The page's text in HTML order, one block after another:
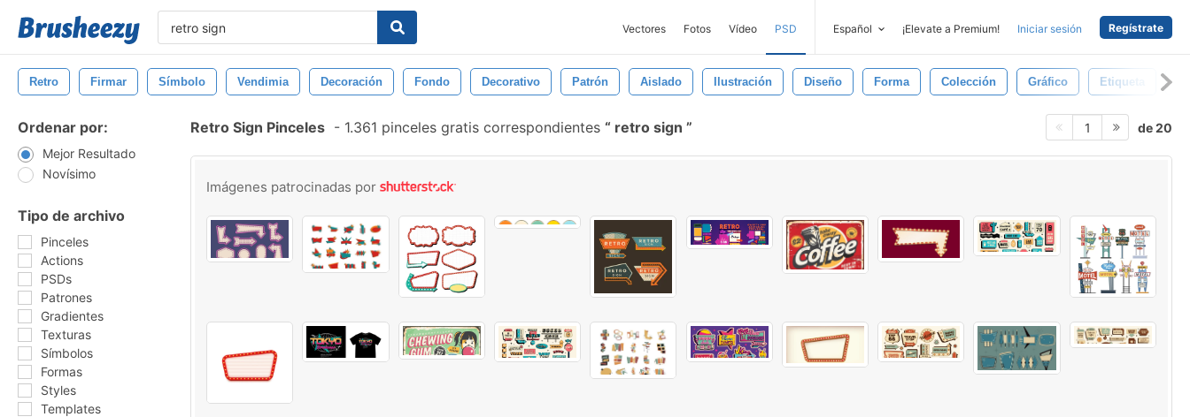
Vectores Fotos Vídeo PSD Español ¡Elevate a Premium! Iniciar sesión Regístrate
Retro Firmar Símbolo Vendimia Decoración Fondo Decorativo Patrón Aislado Ilustración Diseño Forma Colección Gráfico Etiqueta
Ordenar por:
Mejor Resultado
Novísimo
Tipo de archivo
Pinceles
Actions
PSDs
Patrones
Gradientes
Texturas
Símbolos
Formas
Styles
Templates
Retro Sign Pinceles - 1.361 pinceles gratis correspondientes retro sign 1 de 20
Imágenes patrocinadas por